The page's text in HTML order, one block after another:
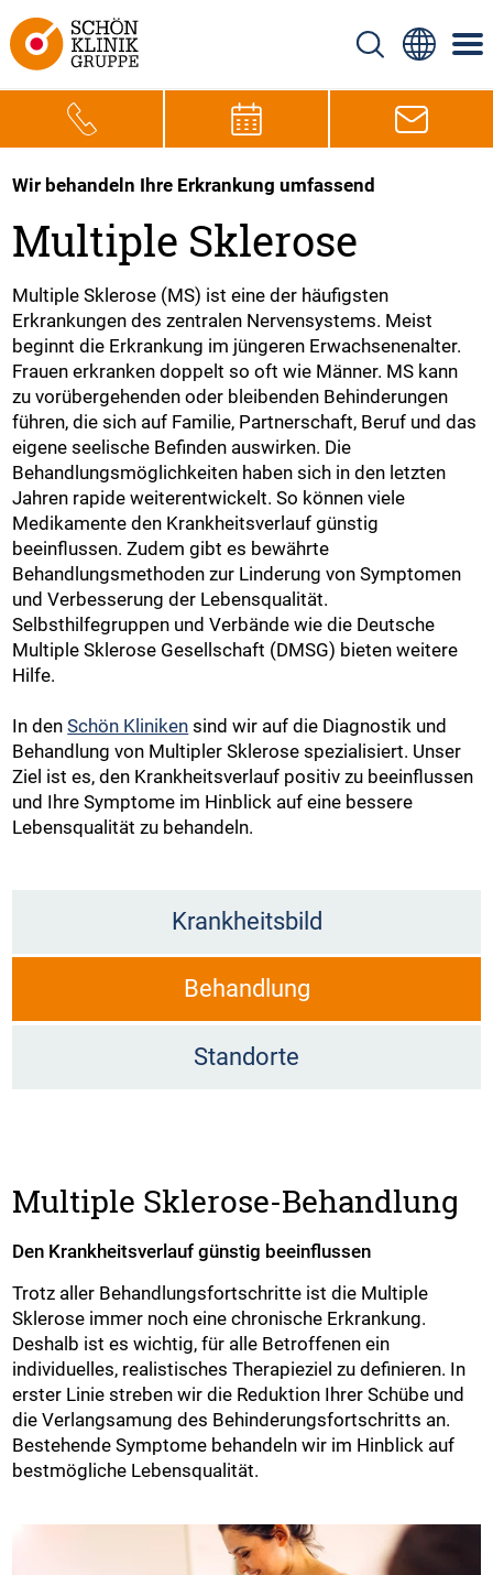
Wir behandeln Ihre Erkrankung umfassend
Multiple Sklerose
Multiple Sklerose (MS) ist eine der häufigsten
Erkrankungen des zentralen Nervensystems. Meist
beginnt die Erkrankung im jüngeren Erwachsenenalter.
Frauen erkranken doppelt so oft wie Männer. MS kann
zu vorübergehenden oder bleibenden Behinderungen
führen, die sich auf Familie, Partnerschaft, Beruf und das
eigene seelische Befinden auswirken. Die
Behandlungsmöglichkeiten haben sich in den letzten
Jahren rapide weiterentwickelt. So können viele
Medikamente den Krankheitsverlauf günstig
beeinflussen. Zudem gibt es bewährte
Behandlungsmethoden zur Linderung von Symptomen
und Verbesserung der Lebensqualität.
Selbsthilfegruppen und Verbände wie die Deutsche
Multiple Sklerose Gesellschaft (DMSG) bieten weitere
Hilfe.
In denSchön Kliniken sind wir auf die Diagnostik und
Behandlung von Multipler Sklerose spezialisiert. Unser
Ziel ist es, den Krankheitsverlauf positiv zu beeinflussen
und Ihre Symptome im Hinblick auf eine bessere
Lebensqualität zu behandeln.
Krankheitsbild
Behandlung
Standorte
Multiple Sklerose-Behandlung
Den Krankheitsverlauf günstig beeinflussen
Trotz aller Behandlungsfortschritte ist die Multiple
Sklerose immer noch eine chronische Erkrankung.
Deshalb ist es wichtig, für alle Betroffenen ein
individuelles, realistisches Therapieziel zu definieren. In
erster Linie streben wir die Reduktion Ihrer Schübe und
die Verlangsamung des Behinderungsfortschritts an.
Bestehende Symptome behandeln wir im Hinblick auf
bestmögliche Lebensqualität.